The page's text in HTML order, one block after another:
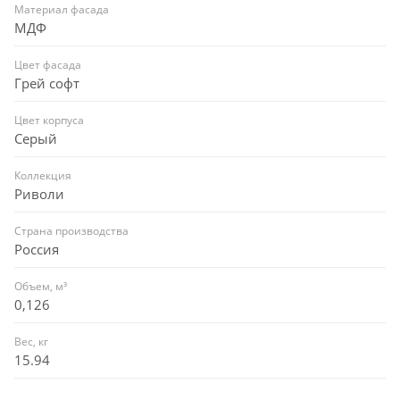
Материал фасада
МДФ
Цвет фасада
Грей софт
Цвет корпуса
Серый
Коллекция
Риволи
Страна производства
Россия
Объем, м³
0,126
Вес, кг
15.94